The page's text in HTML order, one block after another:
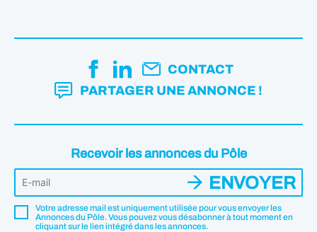
CONTACT
PARTAGER UNE ANNONCE !
Recevoir les annonces du Pôle
Votre adresse mail est uniquement utilisée pour vous envoyer les
Annonces du Pôle. Vous pouvez vous désabonner à tout moment en
cliquant sur le lien intégré dans les annonces.
ENVOYER